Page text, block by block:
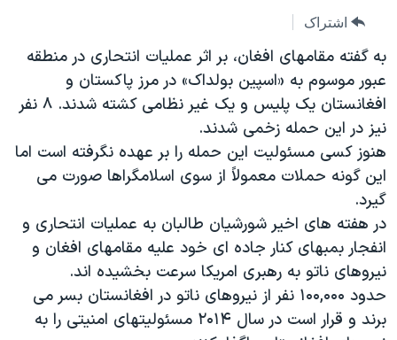
اصلی
جهش
به
جستجو
جهان
گزیده‌ها
ویژه برنامه‌ها
ویدیوها
فرهنگ و زندگی
حقوق شهروندی
علم و فناوری
اسرائیل در جنگ
گالری عکس
صفحه‌های ویژه
عملیات خشم حماسی
۲۵۰سالگی آمریکا
بایگانی برنامه‌های تلویزیونی
مستندها
انتخابات ریاست جمهوری آمریکا ۲۰۲۴
حمله جمهوری اسلامی به اسرائیل
رمز مهسا
ورزش زنان در ایران
اعتراضات زن، زندگی، آزادی
فرکانس‌های صدای آمریکا
پخش رادیویی
یادگیری زبان انگلیسی
دنبال کنید
زبانهای مختلف
اشتراک
به گفته مقامهای افغان، بر اثر عملیات انتحاری در منطقه
عبور موسوم به «اسپین بولداک» در مرز پاکستان و
افغانستان یک پلیس و یک غیر نظامی کشته شدند. ۸ نفر
نیز در این حمله زخمی شدند.
هنوز کسی مسئولیت این حمله را بر عهده نگرفته است اما
این گونه حملات معمولاً از سوی اسلامگراها صورت می
گیرد.
در هفته های اخیر شورشیان طالبان به عملیات انتحاری و
انفجار بمبهای کنار جاده ای خود علیه مقامهای افغان و
نیروهای ناتو به رهبری امریکا سرعت بخشیده اند.
حدود ۱۰۰,۰۰۰ نفر از نیروهای ناتو در افغانستان بسر می
برند و قرار است در سال ۲۰۱۴ مسئولیتهای امنیتی را به